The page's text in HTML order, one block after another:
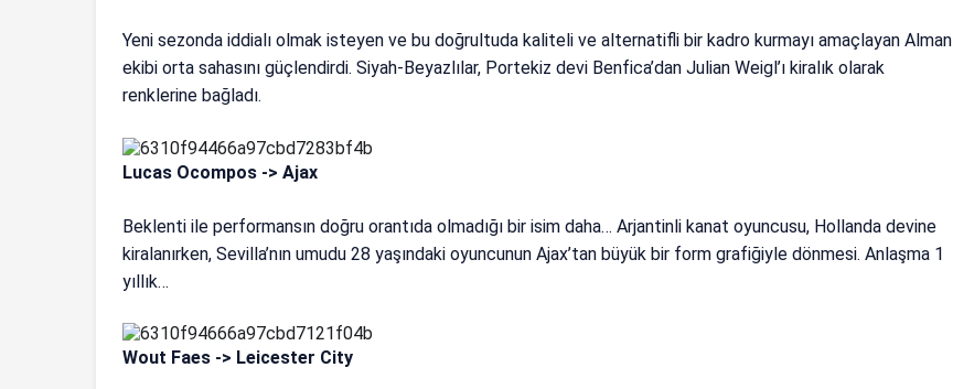
Yeni sezonda iddialı olmak isteyen ve bu doğrultuda kaliteli ve alternatifli bir kadro kurmayı amaçlayan Alman
ekibi orta sahasını güçlendirdi. Siyah-Beyazlılar, Portekiz devi Benfica’dan Julian Weigl’ı kiralık olarak
renklerine bağladı.
Lucas Ocompos -> Ajax
Beklenti ile performansın doğru orantıda olmadığı bir isim daha… Arjantinli kanat oyuncusu, Hollanda devine
kiralanırken, Sevilla’nın umudu 28 yaşındaki oyuncunun Ajax’tan büyük bir form grafiğiyle dönmesi. Anlaşma 1
yıllık…
Wout Faes -> Leicester City